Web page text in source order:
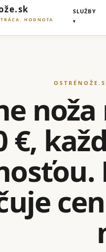
HODNOTA
SLUŽBY
€,